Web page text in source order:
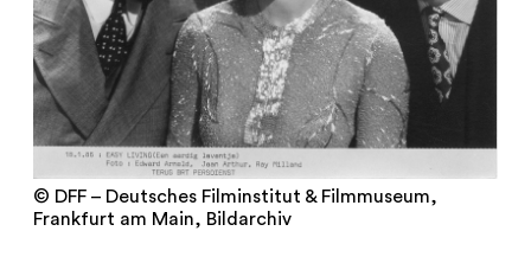
© DFF – Deutsches Filminstitut & Filmmuseum,
Frankfurt am Main, Bildarchiv